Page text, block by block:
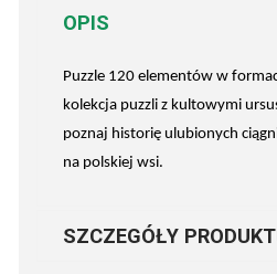
OPIS
Puzzle 120 elementów w
kolekcja puzzli z kultowymi
poznaj historię ulubionych
na polskiej wsi.
SZCZEGÓŁY